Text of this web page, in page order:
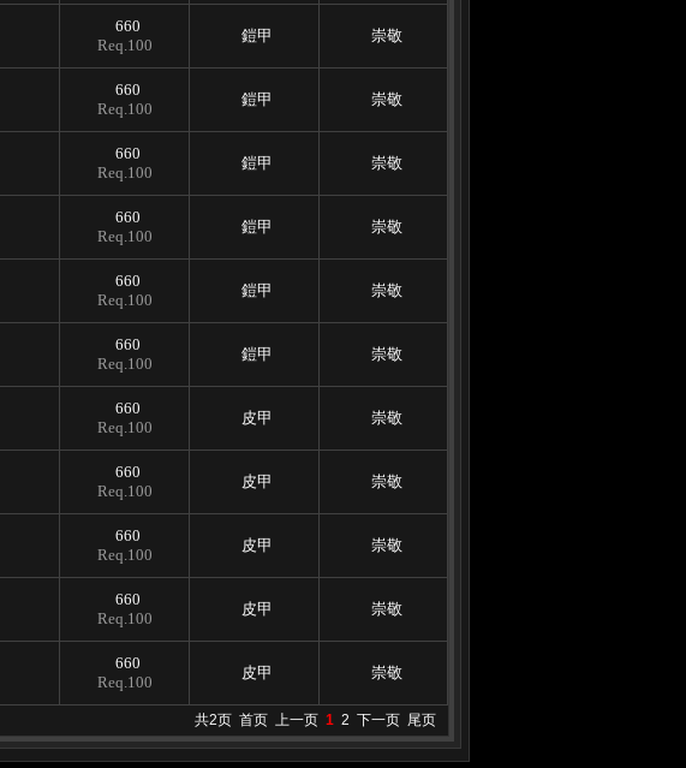
660
Req.100
鎧甲 崇敬
660
Req.100
鎧甲 崇敬
660
Req.100
鎧甲 崇敬
660
Req.100
鎧甲 崇敬
660
Req.100
鎧甲 崇敬
660
Req.100
鎧甲 崇敬
660
Req.100
皮甲 崇敬
660
Req.100
皮甲 崇敬
660
Req.100
皮甲 崇敬
660
Req.100
皮甲 崇敬
660
Req.100
皮甲 崇敬
共2页 首页 上一页 1 2 下一页 尾页